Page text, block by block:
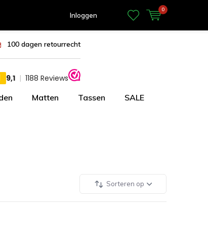
Inloggen
0
100 dagen retourrecht
Matten Tassen SALE
Sorteren op